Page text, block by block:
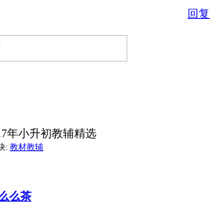
年小升初教辅精选
: 教材教辅
么茶
回复